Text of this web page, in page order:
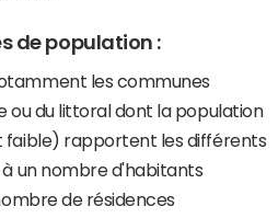
de population :
les communes
ou du littoral dont la population
faible) rapportent les différents
un nombre d'habitants
de résidences